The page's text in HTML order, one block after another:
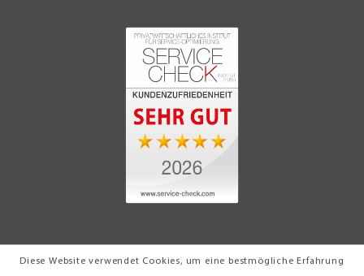
Diese Website verwendet Cookies, um eine bestmögliche Erfahrung